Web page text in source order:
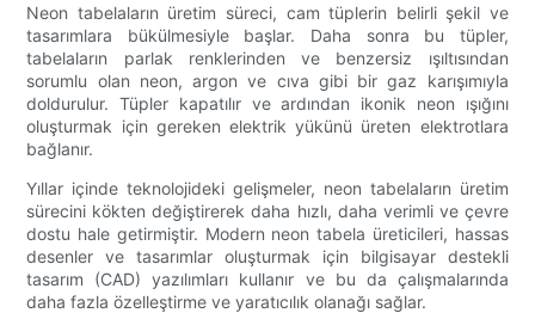
Neon tabelaların üretim süreci, cam tüplerin belirli şekil ve
tasarımlara bükülmesiyle başlar. Daha sonra bu tüpler,
tabelaların parlak renklerinden ve benzersiz ışıltısından
sorumlu olan neon, argon ve cıva gibi bir gaz karışımıyla
doldurulur. Tüpler kapatılır ve ardından ikonik neon ışığını
oluşturmak için gereken elektrik yükünü üreten elektrotlara
bağlanır.
Yıllar içinde teknolojideki gelişmeler, neon tabelaların üretim
sürecini kökten değiştirerek daha hızlı, daha verimli ve çevre
dostu hale getirmiştir. Modern neon tabela üreticileri, hassas
desenler ve tasarımlar oluşturmak için bilgisayar destekli
tasarım (CAD) yazılımları kullanır ve bu da çalışmalarında
daha fazla özelleştirme ve yaratıcılık olanağı sağlar.